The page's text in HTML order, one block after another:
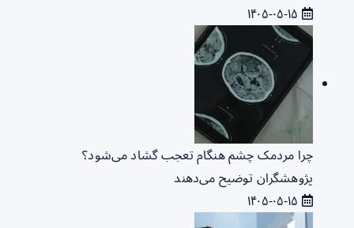
چرا مردمک چشم هنگام تعجب گشاد می‌شود؟
پژوهشگران توضیح می‌دهند